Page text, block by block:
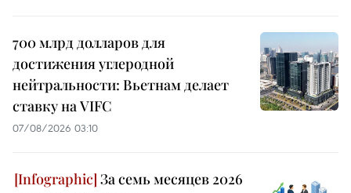
700 млрд долларов для
достижения углеродной
нейтральности: Вьетнам делает
ставку на VIFC
07/08/2026 03:10
За семь месяцев 2026